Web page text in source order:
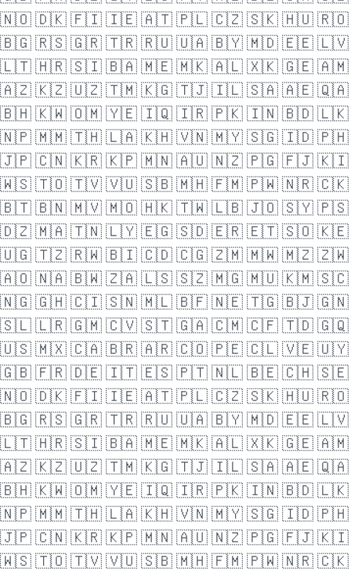
🇳🇴🇩🇰🇫🇮🇮🇪🇦🇹🇵🇱🇨🇿🇸🇰🇭🇺🇷🇴
🇧🇬🇷🇸🇬🇷🇹🇷🇷🇺🇺🇦🇧🇾🇲🇩🇪🇪🇱🇻
🇱🇹🇭🇷🇸🇮🇧🇦🇲🇪🇲🇰🇦🇱🇽🇰🇬🇪🇦🇲
🇦🇿🇰🇿🇺🇿🇹🇲🇰🇬🇹🇯🇮🇱🇸🇦🇦🇪🇶🇦
🇧🇭🇰🇼🇴🇲🇾🇪🇮🇶🇮🇷🇵🇰🇮🇳🇧🇩🇱🇰
🇳🇵🇲🇲🇹🇭🇱🇦🇰🇭🇻🇳🇲🇾🇸🇬🇮🇩🇵🇭
🇯🇵🇨🇳🇰🇷🇰🇵🇲🇳🇦🇺🇳🇿🇵🇬🇫🇯🇰🇮
🇼🇸🇹🇴🇹🇻🇻🇺🇸🇧🇲🇭🇫🇲🇵🇼🇳🇷🇨🇰
🇧🇹🇧🇳🇲🇻🇲🇴🇭🇰🇹🇼🇱🇧🇯🇴🇸🇾🇵🇸
🇩🇿🇲🇦🇹🇳🇱🇾🇪🇬🇸🇩🇪🇷🇪🇹🇸🇴🇰🇪
🇺🇬🇹🇿🇷🇼🇧🇮🇨🇩🇨🇬🇿🇲🇲🇼🇲🇿🇿🇼
🇦🇴🇳🇦🇧🇼🇿🇦🇱🇸🇸🇿🇲🇬🇲🇺🇰🇲🇸🇨
🇳🇬🇬🇭🇨🇮🇸🇳🇲🇱🇧🇫🇳🇪🇹🇬🇧🇯🇬🇳
🇸🇱🇱🇷🇬🇲🇨🇻🇸🇹🇬🇦🇨🇲🇨🇫🇹🇩🇬🇶
🇺🇸🇲🇽🇨🇦🇧🇷🇦🇷🇨🇴🇵🇪🇨🇱🇻🇪🇺🇾
🇬🇧🇫🇷🇩🇪🇮🇹🇪🇸🇵🇹🇳🇱🇧🇪🇨🇭🇸🇪
🇳🇴🇩🇰🇫🇮🇮🇪🇦🇹🇵🇱🇨🇿🇸🇰🇭🇺🇷🇴
🇧🇬🇷🇸🇬🇷🇹🇷🇷🇺🇺🇦🇧🇾🇲🇩🇪🇪🇱🇻
🇱🇹🇭🇷🇸🇮🇧🇦🇲🇪🇲🇰🇦🇱🇽🇰🇬🇪🇦🇲
🇦🇿🇰🇿🇺🇿🇹🇲🇰🇬🇹🇯🇮🇱🇸🇦🇦🇪🇶🇦
🇧🇭🇰🇼🇴🇲🇾🇪🇮🇶🇮🇷🇵🇰🇮🇳🇧🇩🇱🇰
🇳🇵🇲🇲🇹🇭🇱🇦🇰🇭🇻🇳🇲🇾🇸🇬🇮🇩🇵🇭
🇯🇵🇨🇳🇰🇷🇰🇵🇲🇳🇦🇺🇳🇿🇵🇬🇫🇯🇰🇮
🇼🇸🇹🇴🇹🇻🇻🇺🇸🇧🇲🇭🇫🇲🇵🇼🇳🇷🇨🇰